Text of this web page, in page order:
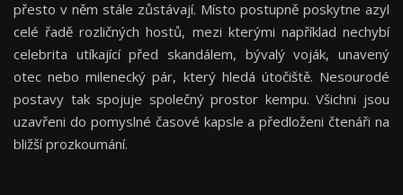
přesto v něm stále zůstávají. Místo postupně poskytne azyl
celé řadě rozličných hostů, mezi kterými například nechybí
celebrita utíkající před skandálem, bývalý voják, unavený
otec nebo milenecký pár, který hledá útočiště. Nesourodé
postavy tak spojuje společný prostor kempu. Všichni jsou
uzavřeni do pomyslné časové kapsle a předloženi čtenáři na
bližší prozkoumání.